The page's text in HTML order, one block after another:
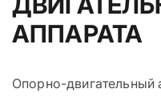
АППАРАТА
Опорно-двигательный